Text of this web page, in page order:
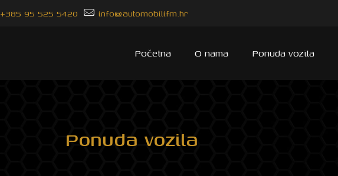
+385 95 525 5420 info@automobilifm.hr
Početna O nama Ponuda vozila
Ponuda vozila